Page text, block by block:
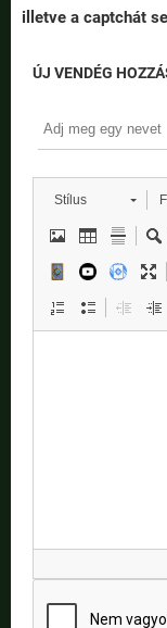
illetve a captchát
ÚJ VENDÉG
Stílus